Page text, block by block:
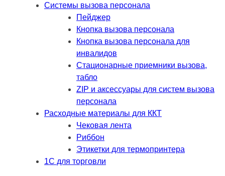
Системы вызова персонала
Пейджер
Кнопка вызова персонала
Кнопка вызова персонала для
инвалидов
Стационарные приемники вызова,
табло
ZIP и аксессуары для систем вызова
персонала
Расходные материалы для ККТ
Чековая лента
Риббон
Этикетки для термопринтера
1С для торговли